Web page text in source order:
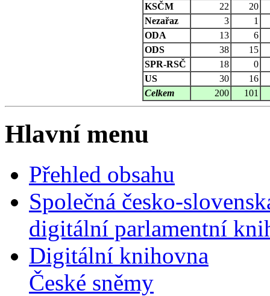
KSČM
22
20
Nezařaz
3
1
ODA
13
6
ODS
38
15
SPR-RSČ
18
0
US
30
16
Celkem
200 101
Hlavní menu
Přehled obsahu
Společná česko-
digitální parlamentní
Digitální knihovna
České sněmy